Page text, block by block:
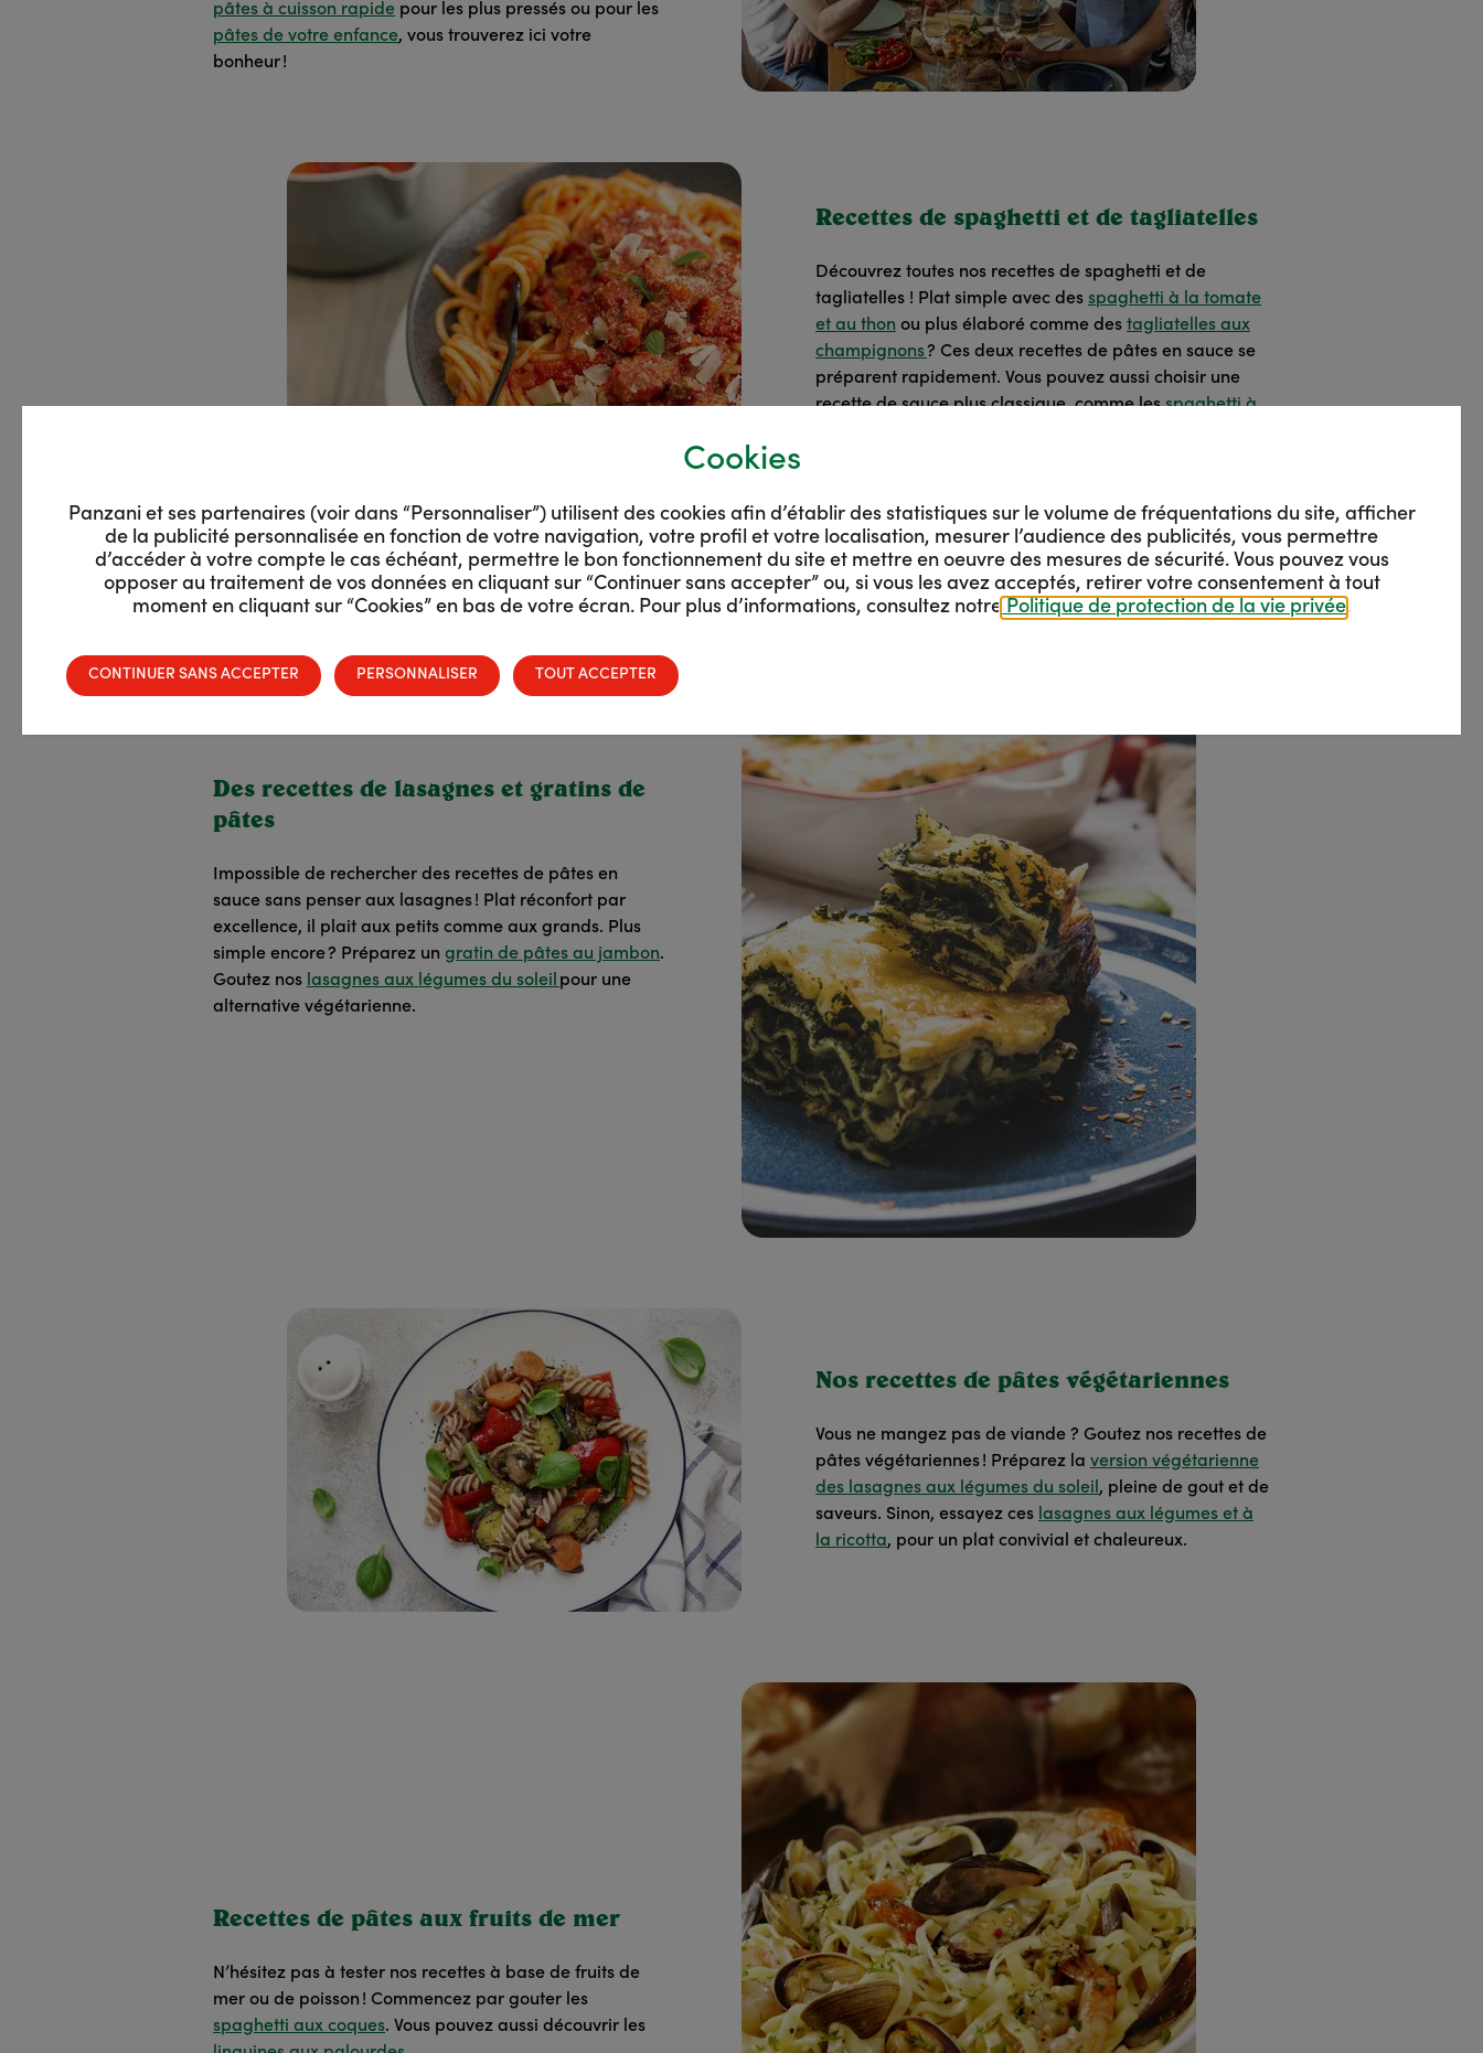
pâtes à cuisson rapide pour les plus pressés ou pour les
pâtes de votre enfance, vous trouverez ici votre
bonheur !
Recettes de spaghetti et de tagliatelles
Découvrez toutes nos recettes de spaghetti et de
tagliatelles ! Plat simple avec des spaghetti à la tomate
et au thon ou plus élaboré comme des tagliatelles aux
champignons? Ces deux recettes de pâtes en sauce se
préparent rapidement. Vous pouvez aussi choisir une
recette de sauce plus classique, comme lesspaghetti à
Des recettes de lasagnes et gratins de
pâtes
Impossible de rechercher des recettes de pâtes en
sauce sans penser aux lasagnes ! Plat réconfort par
excellence, il plait aux petits comme aux grands. Plus
simple encore ? Préparez un gratin de pâtes au jambon.
Goutez nos lasagnes aux légumes du soleil pour une
alternative végétarienne.
Nos recettes de pâtes végétariennes
Vous ne mangez pas de viande ? Goutez nos recettes de
pâtes végétariennes ! Préparez la version végétarienne
des lasagnes aux légumes du soleil, pleine de gout et de
saveurs. Sinon, essayez ces lasagnes aux légumes et à
la ricotta, pour un plat convivial et chaleureux.
Recettes de pâtes aux fruits de mer
N’hésitez pas à tester nos recettes à base de fruits de
mer ou de poisson ! Commencez par gouter les
spaghetti aux coques. Vous pouvez aussi découvrir les
Cookies
Panzani et ses partenaires (voir dans “Personnaliser”) utilisent des cookies afin d’établir des statistiques sur le volume de fréquentations du site, afficher
de la publicité personnalisée en fonction de votre navigation, votre profil et votre localisation, mesurer l’audience des publicités, vous permettre
d’accéder à votre compte le cas échéant, permettre le bon fonctionnement du site et mettre en oeuvre des mesures de sécurité. Vous pouvez vous
opposer au traitement de vos données en cliquant sur “Continuer sans accepter” ou, si vous les avez acceptés, retirer votre consentement à tout
moment en cliquant sur “Cookies” en bas de votre écran. Pour plus d’informations, consultez notre Politique de protection de la vie privée.
CONTINUER SANS ACCEPTER PERSONNALISER TOUT ACCEPTER